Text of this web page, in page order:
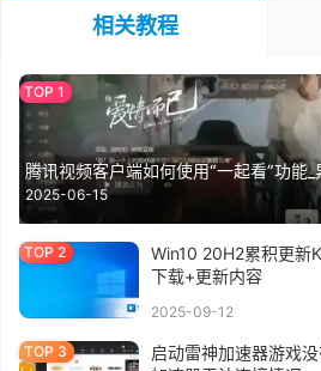
相关教程
腾讯视频客户端如何使用“一起看”功能
2025-06-15
Win10 20H2累积更
下载+更新内容
2025-09-12
启动雷神加速器游戏